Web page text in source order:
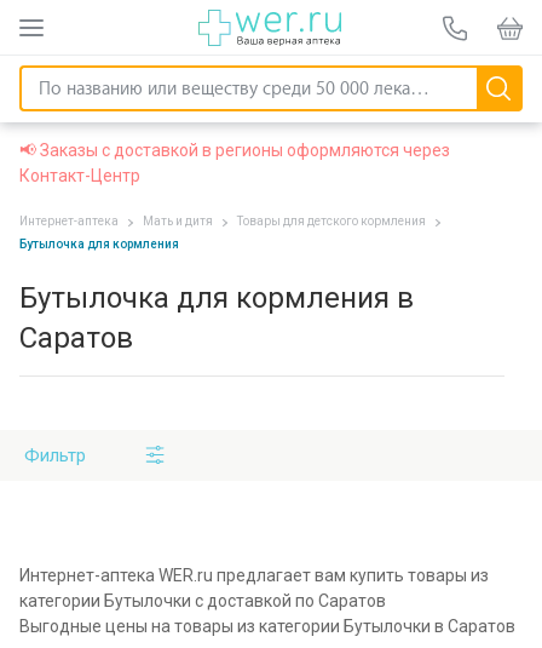
📢 Заказы с доставкой в регионы оформляются через
Контакт-Центр
Интернет-аптека Мать и дитя
Товары для детского кормления
Бутылочка для кормления
Бутылочка для кормления в
Саратов
Фильтр
Интернет-аптека WER.ru предлагает вам купить товары из
категории Бутылочки с доставкой по Саратов
Выгодные цены на товары из категории Бутылочки в Саратов